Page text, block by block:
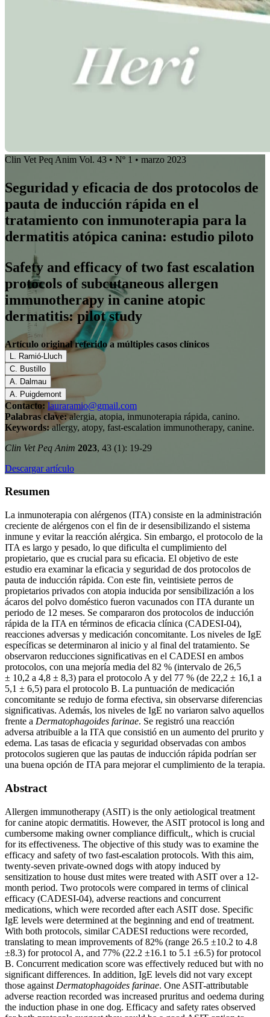
Clin Vet Peq Anim Vol. 43 • Nº 1 • marzo 2023
Seguridad y eficacia de dos protocolos de
pauta de inducción rápida en el
tratamiento con inmunoterapia para la
dermatitis atópica canina: estudio piloto
Safety and efficacy of two fast escalation
protocols of subcutaneous allergen
immunotherapy in canine atopic
dermatitis: pilot study
Artículo original referido a múltiples casos clínicos
L. Ramió-Lluch
C. Bustillo
A. Dalmau
A. Puigdemont
Contacto: lauraramio@gmail.com
Palabras clave:alergia, atopia, inmunoterapia rápida, canino.
Keywords:allergy, atopy, fast-escalation immunotherapy, canine.
Clin Vet Peq Anim 2023, 43 (1): 19-29
Descargar artículo
Resumen
La inmunoterapia con alérgenos (ITA) consiste en la administración
creciente de alérgenos con el fin de ir desensibilizando el sistema
inmune y evitar la reacción alérgica. Sin embargo, el protocolo de la
ITA es largo y pesado, lo que dificulta el cumplimiento del
propietario, que es crucial para su eficacia. El objetivo de este
estudio era examinar la eficacia y seguridad de dos protocolos de
pauta de inducción rápida. Con este fin, veintisiete perros de
propietarios privados con atopia inducida por sensibilización a los
ácaros del polvo doméstico fueron vacunados con ITA durante un
periodo de 12 meses. Se compararon dos protocolos de inducción
rápida de la ITA en términos de eficacia clínica (CADESI-04),
reacciones adversas y medicación concomitante. Los niveles de IgE
específicas se determinaron al inicio y al final del tratamiento. Se
observaron reducciones significativas en el CADESI en ambos
protocolos, con una mejoría media del 82 % (intervalo de 26,5
± 10,2 a 4,8 ± 8,3) para el protocolo A y del 77 % (de 22,2 ± 16,1 a
5,1 ± 6,5) para el protocolo B. La puntuación de medicación
concomitante se redujo de forma efectiva, sin observarse diferencias
significativas. Además, los niveles de IgE no variaron salvo aquellos
frente a Dermatophagoides farinae. Se registró una reacción
adversa atribuible a la ITA que consistió en un aumento del prurito y
edema. Las tasas de eficacia y seguridad observadas con ambos
protocolos sugieren que las pautas de inducción rápida podrían ser
una buena opción de ITA para mejorar el cumplimiento de la terapia.
Abstract
Allergen immunotherapy (ASIT) is the only aetiological treatment
for canine atopic dermatitis. However, the ASIT protocol is long and
cumbersome making owner compliance difficult,, which is crucial
for its effectiveness. The objective of this study was to examine the
efficacy and safety of two fast-escalation protocols. With this aim,
twenty-seven private-owned dogs with atopy induced by
sensitization to house dust mites were treated with ASIT over a 12-
month period. Two protocols were compared in terms of clinical
efficacy (CADESI-04), adverse reactions and concurrent
medications, which were recorded after each ASIT dose. Specific
IgE levels were determined at the beginning and end of treatment.
With both protocols, similar CADESI reductions were recorded,
translating to mean improvements of 82% (range 26.5 ±10.2 to 4.8
±8.3) for protocol A, and 77% (22.2 ±16.1 to 5.1 ±6.5) for protocol
B. Concurrent medication score was effectively reduced but with no
significant differences. In addition, IgE levels did not vary except
those against Dermatophagoides farinae. One ASIT-attributable
adverse reaction recorded was increased pruritus and oedema during
the induction phase in one dog. Efficacy and safety rates observed